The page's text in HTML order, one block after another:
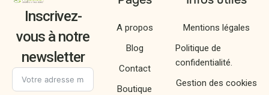
Inscrivez-
vous à notre
newsletter
A propos
Blog
Contact
Boutique
Mentions légales
Politique de
confidentialité.
Gestion des cookies